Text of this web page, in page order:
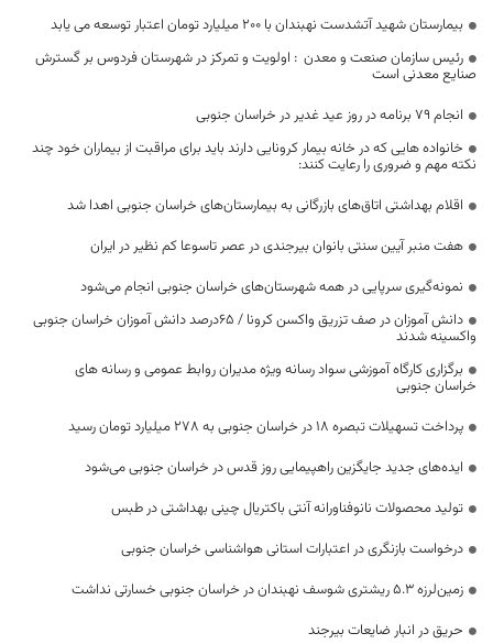
بیمارستان شهید آتشدست نهبندان با ۲۰۰ میلیارد تومان اعتبار توسعه می یابد
رئیس سازمان صنعت و معدن : اولویت و تمرکز در شهرستان فردوس بر گسترش
صنایع معدنی است
انجام ۷۹ برنامه در روز عید غدیر در خراسان جنوبی
خانواده هایی که در خانه بیمار کرونایی دارند باید برای مراقبت از بیماران خود چند
نکته مهم و ضروری را رعایت کنند:
اقلام بهداشتی اتاق‌های بازرگانی به بیمارستان‌های خراسان جنوبی اهدا شد
هفت منبر آیین سنتی بانوان بیرجندی در عصر تاسوعا کم نظیر در ایران
نمونه‌گیری سرپایی در همه شهرستان‌های خراسان جنوبی انجام می‌شود
دانش آموزان در صف تزریق واکسن کرونا / ۶۵درصد دانش آموزان خراسان جنوبی
واکسینه شدند
برگزاری کارگاه آموزشی سواد رسانه ویژه مدیران روابط عمومی و رسانه های
خراسان جنوبی
پرداخت تسهیلات تبصره ۱۸ در خراسان جنوبی به ۲۷۸ میلیارد تومان رسید
ایده‌های جدید جایگزین راهپیمایی روز قدس در خراسان جنوبی می‌شود
تولید محصولات نانوفناورانه آنتی باکتریال چینی بهداشتی در طبس
درخواست بازنگری در اعتبارات استانی هواشناسی خراسان جنوبی
زمین‌لرزه ۵.۳ ریشتری شوسف نهبندان در خراسان جنوبی خسارتی نداشت
حریق در انبار ضایعات بیرجند